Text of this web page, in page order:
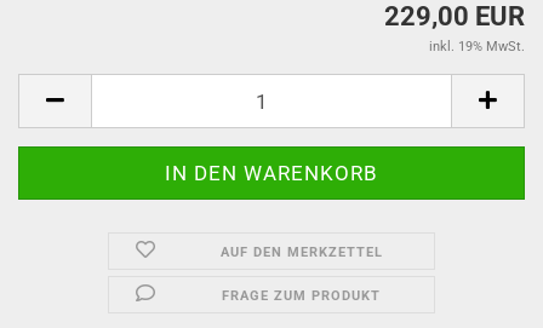
229,00 EUR
inkl. 19% MwSt.
AUF DEN MERKZETTEL
FRAGE ZUM PRODUKT